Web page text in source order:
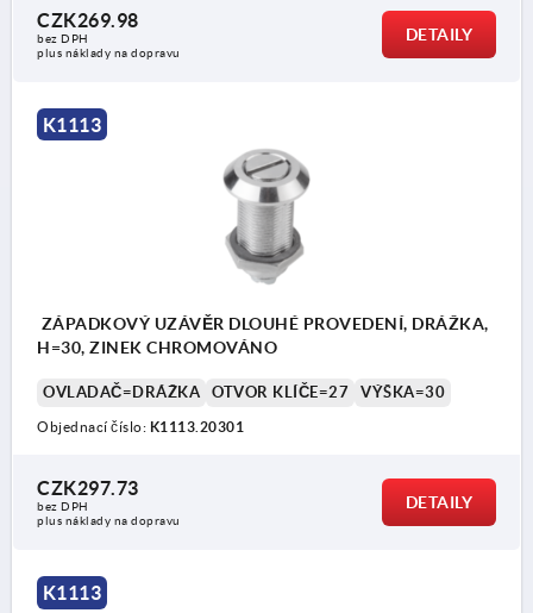
CZK269.98
bez DPH
plus náklady na dopravu
DETAILY
K1113
ZÁPADKOVÝ UZÁVĚR DLOUHÉ PROVEDENÍ, DRÁŽKA,
H=30, ZINEK CHROMOVÁNO
OVLADAČ=DRÁŽKA OTVOR KLÍČE=27 VÝŠKA=30
Objednací číslo: K1113.20301
CZK297.73
bez DPH
plus náklady na dopravu
DETAILY
K1113